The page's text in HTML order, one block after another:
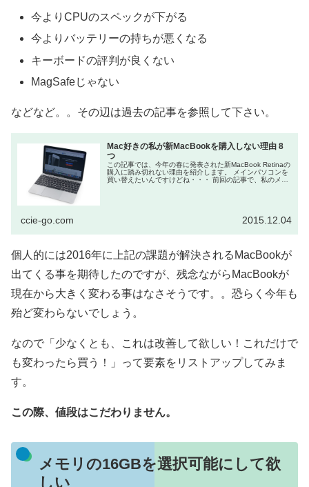
今よりCPUのスペックが下がる
今よりバッテリーの持ちが悪くなる
キーボードの評判が良くない
MagSafeじゃない
などなど。。その辺は過去の記事を参照して下さい。
Mac好きの私が新MacBookを購入しない理由 8
つ
この記事では、今年の春に発表された新MacBook Retinaの
購入に踏み切れない理由を紹介します。 メインパソコンを
買い替えたいんですけどね・・・ 前回の記事で、私のメイ
ccie-go.com 2015.12.04
個人的には2016年に上記の課題が解決されるMacBookが
出てくる事を期待したのですが、残念ながらMacBookが
現在から大きく変わる事はなさそうです。。恐らく今年も
殆ど変わらないでしょう。
なので「少なくとも、これは改善して欲しい！これだけで
も変わったら買う！」って要素をリストアップしてみま
す。
この際、値段はこだわりません。
メモリの16GBを選択可能にして欲
しい